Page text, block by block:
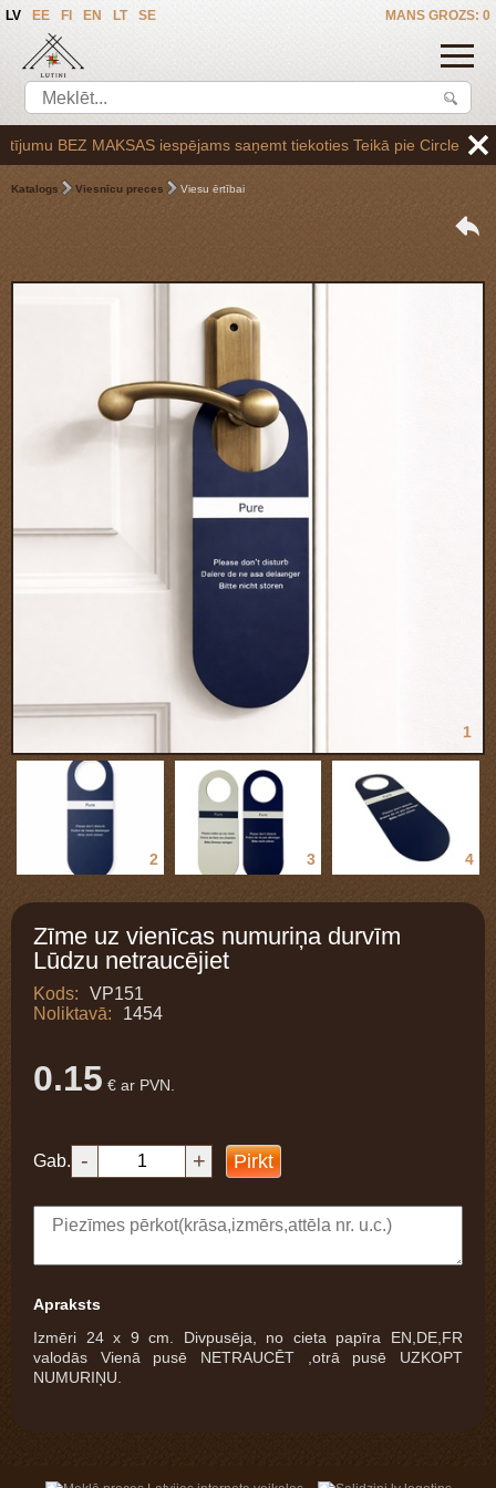
MANS GROZS: 0
LV EE FI EN LT SE
BEZ MAKSAS iespējams saņemt tiekoties Teikā pie Circle K
Katalogs Viesnīcu preces Viesu ērtībai
1
2 3 4
Zīme uz vienīcas numuriņa durvīm
Lūdzu netraucējiet
Kods:
VP151
Noliktavā:
1454
0.15 € ar PVN.
Gab. - + Pirkt
Apraksts
Izmēri 24 x 9 cm. Divpusēja, no cieta papīra EN,DE,FR
valodās Vienā pusē NETRAUCĒT ,otrā pusē UZKOPT
NUMURIŅU.